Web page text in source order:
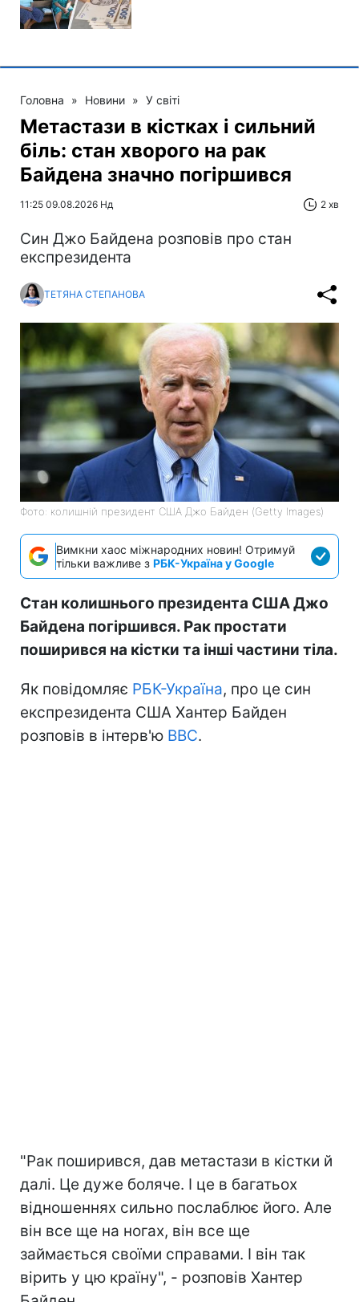
Головна » Новини » У світі
Метастази в кістках і сильний
біль: стан хворого на рак
Байдена значно погіршився
11:25 09.08.2026 Нд 2 хв
Син Джо Байдена розповів про стан
експрезидента
ТЕТЯНА СТЕПАНОВА
Фото: колишній президент США Джо Байден (Getty Images)
Вимкни хаос міжнародних новин! Отримуй
тільки важливе з РБК-Україна у Google
Стан колишнього президента США Джо
Байдена погіршився. Рак простати
поширився на кістки та інші частини тіла.
Як повідомляє РБК-Україна, про це син
експрезидента США Хантер Байден
розповів в інтерв'ю BBC.
"Рак поширився, дав метастази в кістки й
далі. Це дуже боляче. І це в багатьох
відношеннях сильно послаблює його. Але
він все ще на ногах, він все ще
займається своїми справами. І він так
вірить у цю країну", - розповів Хантер